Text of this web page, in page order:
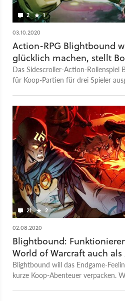
2 1
03.10.2020
Action-RPG Blightbound
glücklich machen, stellt
Das Sidescroller-Action-Rollenspiel
für Koop-Partien für drei Spieler
passenden Namen "Helping
neuen KI-Kameraden vor. Wer also
Kollegen am Start hat, füllt seine
mit Bots auf. Mit Seirinne ist
Bord, aber auch die Gegner
Versionen Verstärkung.
Access - ob sich ein Kauf lohnen
unserem Early-Access-Test!
21 2
02.08.2020
Blightbound:
World of Warcraft auch als
Blightbound will das Endgame-
kurze Koop-Abenteuer verpacken.